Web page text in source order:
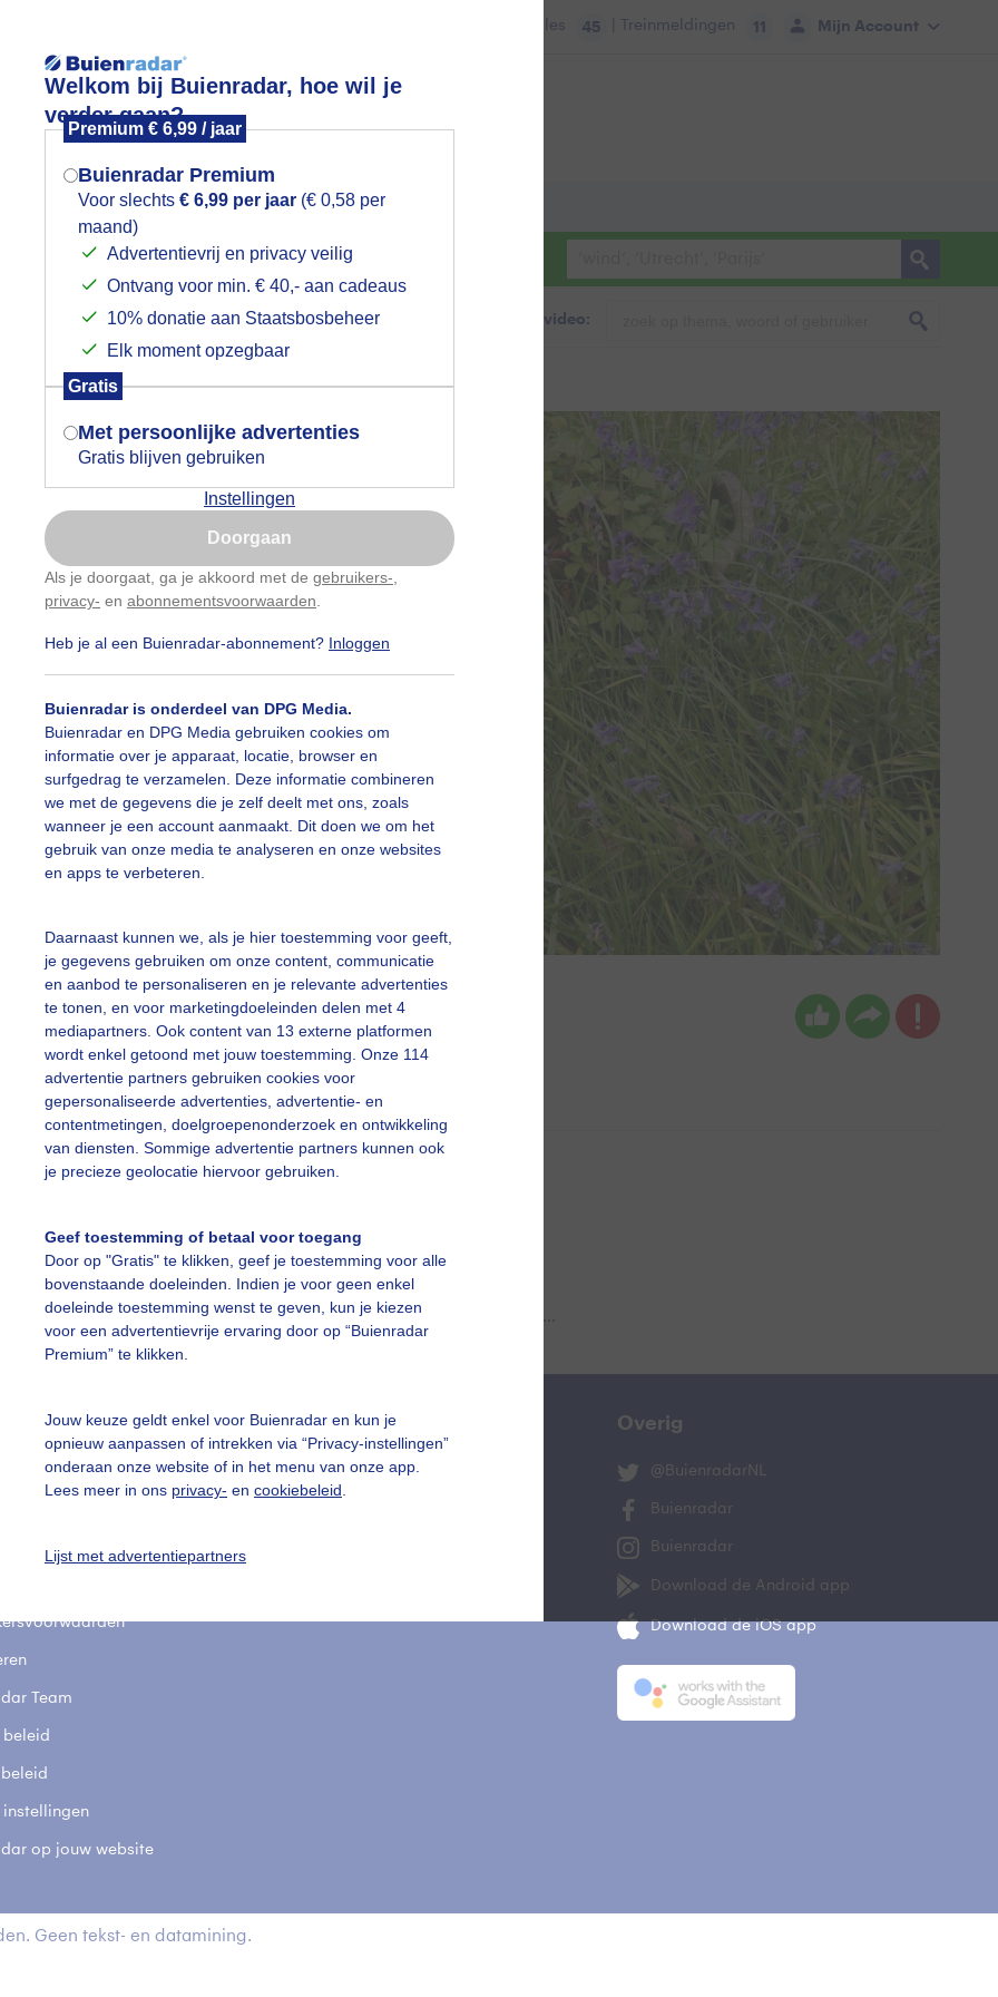
Welkom bij Buienradar, hoe wil je
verder gaan?
Premium € 6,99 / jaar
Buienradar Premium
Voor slechts € 6,99 per jaar (€ 0,58 per
maand)
Advertentievrij en privacy veilig
Ontvang voor min. € 40,- aan cadeaus
10% donatie aan Staatsbosbeheer
Elk moment opzegbaar
Gratis
Met persoonlijke advertenties
Gratis blijven gebruiken
Instellingen
Doorgaan
Als je doorgaat, ga je akkoord met de gebruikers-
privacy- en abonnementsvoorwaarden
Heb je al een Buienradar-abonnement? Inloggen
Buienradar is onderdeel van DPG Media.
Buienradar en DPG Media gebruiken cookies om
informatie over je apparaat, locatie, browser en
surfgedrag te verzamelen. Deze informatie combineren
we met de gegevens die je zelf deelt met ons, zoals
wanneer je een account aanmaakt. Dit doen we om het
gebruik van onze media te analyseren en onze websites
en apps te verbeteren.
Daarnaast kunnen we, als je hier toestemming voor geeft,
je gegevens gebruiken om onze content, communicatie
en aanbod te personaliseren en je relevante advertenties
te tonen, en voor marketingdoeleinden delen met 4
mediapartners. Ook content van 13 externe platformen
wordt enkel getoond met jouw toestemming. Onze 114
advertentie partners gebruiken cookies voor
gepersonaliseerde advertenties, advertentie- en
contentmetingen, doelgroepenonderzoek en ontwikkeling
van diensten. Sommige advertentie partners kunnen ook
je precieze geolocatie hiervoor gebruiken.
Geef toestemming of betaal voor toegang
Door op "Gratis" te klikken, geef je toestemming voor alle
bovenstaande doeleinden. Indien je voor geen enkel
doeleinde toestemming wenst te geven, kun je kiezen
voor een advertentievrije ervaring door op “Buienradar
Premium” te klikken.
Jouw keuze geldt enkel voor Buienradar en kun je
opnieuw aanpassen of intrekken via “Privacy-instellingen”
onderaan onze website of in het menu van onze app.
Lees meer in ons privacy- en cookiebeleid
Lijst met advertentiepartners
Mijn Account
Files 45 | Treinmeldingen 11
Lees meer.
Foto en video Weerzine
Zoeken in foto & video:
hyacinten op Texel
hyacinten op Texel in het Dennenbos.
Frans Alderse Baas Gemaakt: 06-05-2026, 28x bekeken
Lente Zon
slideshow
Een moment geduld aub...
vragen
Team
beleid
instellingen
op jouw website
Mijn weer
De Bilt
Overig
@BuienradarNL
Buienradar
Buienradar
Download de Android app
Download de iOS app
Geen tekst- en datamining.
Mogen we je locatie gebruiken voor
het weer?
Indien je hier nog geen akkoord op hebt
gegeven, verschijnt er zo een pop-up uit
je browser waarin deze toestemming
gevraagd wordt.
Is goed, toon de popup
Nu niet, misschien later
Gebruik je Safari en wil je niet elke dag deze pop-up
Klikhierom dit aan te passen